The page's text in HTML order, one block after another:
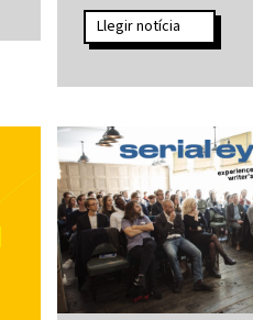
Llegir notícia